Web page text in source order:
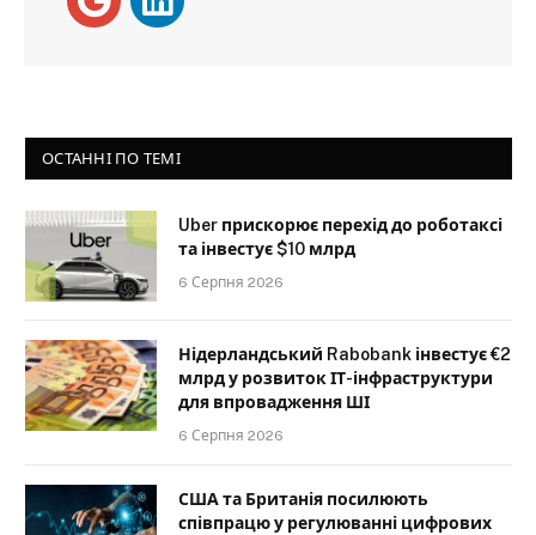
ОСТАННІ ПО ТЕМІ
Uber прискорює перехід до роботаксі
та інвестує $10 млрд
6 Серпня 2026
Нідерландський Rabobank інвестує €2
млрд у розвиток ІТ-інфраструктури
для впровадження ШІ
6 Серпня 2026
США та Британія посилюють
співпрацю у регулюванні цифрових